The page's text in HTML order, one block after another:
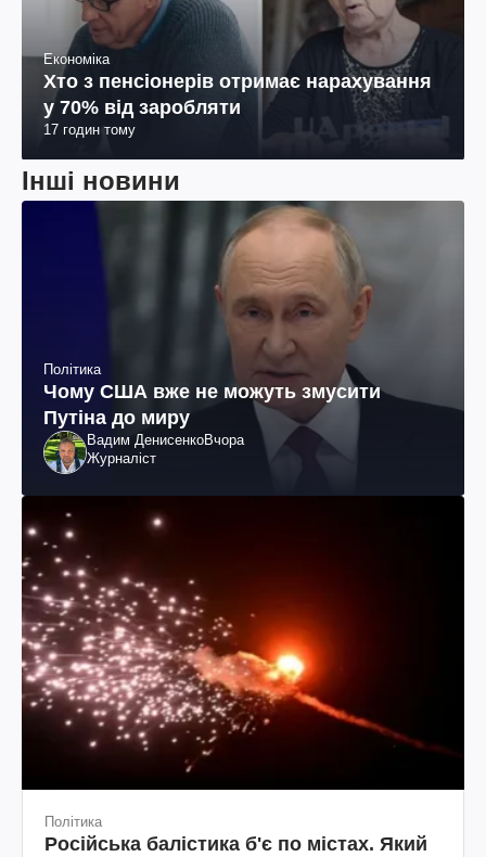
Економіка
Хто з пенсіонерів отримає нарахування
у 70% від заробляти
17 годин тому
Інші новини
Політика
Чому США вже не можуть змусити
Путіна до миру
Вадим ДенисенкоВчора
Журналіст
Політика
Російська балістика б'є по містах. Який